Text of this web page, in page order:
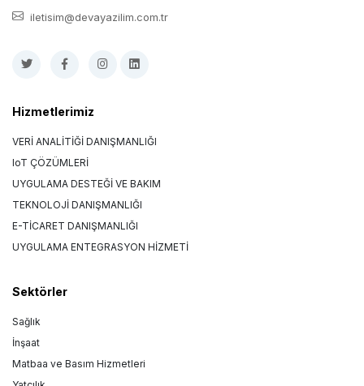
iletisim@devayazilim.com.tr
Hizmetlerimiz
VERİ ANALİTİĞİ DANIŞMANLIĞI
IoT ÇÖZÜMLERİ
UYGULAMA DESTEĞİ VE BAKIM
TEKNOLOJİ DANIŞMANLIĞI
E-TİCARET DANIŞMANLIĞI
UYGULAMA ENTEGRASYON HİZMETİ
Sektörler
Sağlık
İnşaat
Matbaa ve Basım Hizmetleri